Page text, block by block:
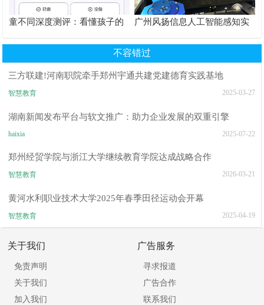
童不同深度测评：看懂孩子的
广州风扬信息人工智能感知实
不容错过
三方联建!河南职院牵手郑州宇通共建党建德育实践基地
智慧教育 2025-03-27
湖南新闻发布平台与软文推广：助力企业发展的双重引擎
haixia 2025-07-22
郑州经贸学院与浙江大学继续教育学院达成战略合作
智慧教育 2026-03-21
黄河水利职业技术大学2025年春季田径运动会开幕
智慧教育 2025-04-19
关于我们
免责声明
关于我们
加入我们
广告服务
寻求报道
广告合作
联系我们